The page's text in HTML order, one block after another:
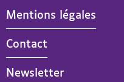
Mentions légales
Contact
Newsletter